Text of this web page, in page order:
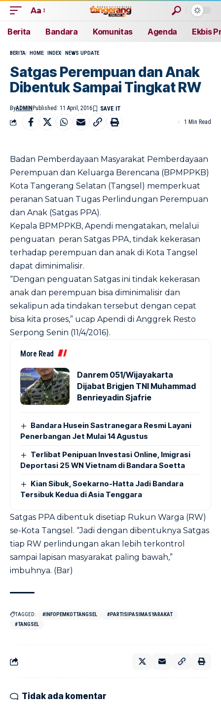
Aa
Berita Bandara Komunitas Agenda Ekbis
BERITA HOME INDEX NEWS UPDATE
Satgas Perempuan dan Anak
Dibentuk Sampai Tingkat RW
ByADMIN Published: 11 April, 2016
1 Min Read
Badan Pemberdayaan Masyarakat Pemberdayaan
Perempuan dan Keluarga Berencana (BPMPPKB)
Kota Tangerang Selatan (Tangsel) memperkuat
peranan Satuan Tugas Perlindungan Perempuan
dan Anak (Satgas PPA).
Kepala BPMPPKB, Apendi mengatakan, melalui
penguatan peran Satgas PPA, tindak kekerasan
terhadap perempuan dan anak di Kota Tangsel
dapat diminimalisir.
“Dengan penguatan Satgas ini tindak kekerasan
anak dan perempuan bisa diminimalisir dan
sekalipun ada tindakan tersebut dengan cepat
bisa kita proses,” ucap Apendi di Anggrek Resto
Serpong Senin (11/4/2016).
More Read
Danrem 051/Wijayakarta
Dijabat Brigjen TNI Muhammad
Benrieyadin Sjafrie
Bandara Husein Sastranegara Resmi Layani
Penerbangan Jet Mulai 14 Agustus
Terlibat Penipuan Investasi Online, Imigrasi
Deportasi 25 WN Vietnam di Bandara Soetta
Kian Sibuk, Soekarno-Hatta Jadi Bandara
Tersibuk Kedua di Asia Tenggara
Satgas PPA dibentuk disetiap Rukun Warga (RW)
se-Kota Tangsel. “Jadi dengan dibentuknya Satgas
tiap RW perlindungan akan lebih terkontrol
sampai lapisan masyarakat paling bawah,”
imbuhnya. (Bar)
TAGGED: #INFOPEMKOTTANGSEL
#PARTISIPASIMASYARAKAT
#TANGSEL
Tidak ada komentar